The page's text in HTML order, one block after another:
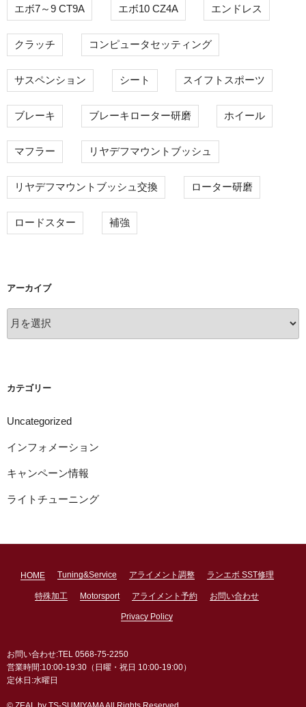
エボ7～9 CT9A エボ10 CZ4A エンドレス
クラッチ コンピュータセッティング
サスペンション シート スイフトスポーツ
ブレーキ ブレーキローター研磨 ホイール
マフラー リヤデフマウントブッシュ
リヤデフマウントブッシュ交換 ローター研磨
ロードスター 補強
アーカイブ
ー
カテゴリー
Uncategorized
インフォメーション
キャンペーン情報
ライトチューニング
HOME Tuning&Service アライメント調整 ランエボ SST修理
特殊加工 Motorsport アライメント予約 お問い合わせ
Privacy Policy
お問い合わせ:TEL 0568-75-2250
営業時間:10:00-19:30（日曜・祝日 10:00-19:00）
定休日:水曜日